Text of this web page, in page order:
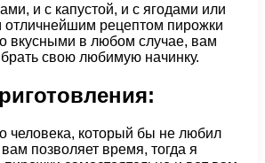
и с капустой, и с ягодами или
рецептом пирожки
вкусными в любом случае, вам
свою любимую начинку.
человека, который бы не любил
позволяет время, тогда я